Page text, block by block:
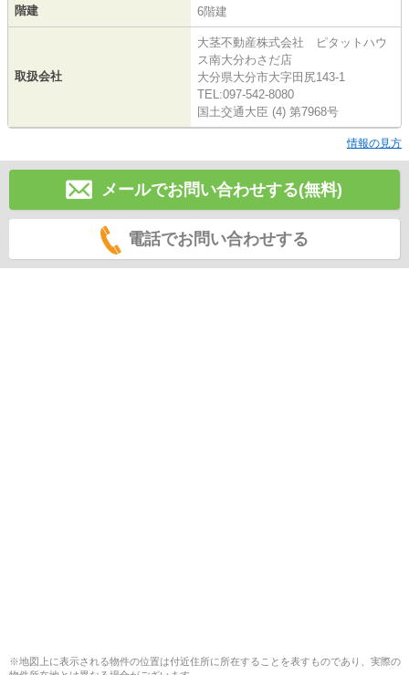
階建 6階建
取扱会社
大茎不動産株式会社 ピタットハウ
ス南大分わさだ店
大分県大分市大字田尻143-1
TEL:097-542-8080
国土交通大臣 (4) 第7968号
情報の見方
メールでお問い合わせする(無料)
電話でお問い合わせする
※地図上に表示される物件の位置は付近住所に所在することを表すものであり、実際の